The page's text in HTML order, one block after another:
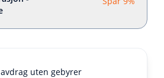
uten gebyrer